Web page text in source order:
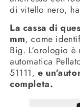
di vitello nero,
La cassa di
mm, come
Big. L’orologio
automatica
51111,e
completa.